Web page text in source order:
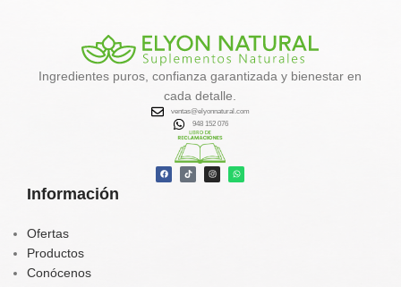
Información
Ofertas
Productos
Conócenos
Ingredientes puros, confianza garantizada y bienestar en
cada detalle.
ventas@elyonnatural.com
948 152 076